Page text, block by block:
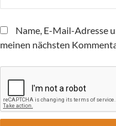
Name, E-Mail-Adresse
meinen nächsten